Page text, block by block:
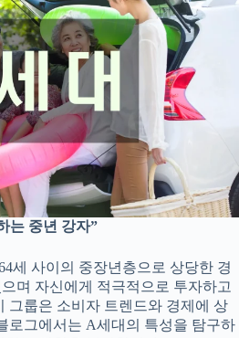
는 중년 강자”
세 사이의 중장년층으로 상당한 경
며 자신에게 적극적으로 투자하고
그룹은 소비자 트렌드와 경제에 상
로그에서는 A세대의 특성을 탐구하